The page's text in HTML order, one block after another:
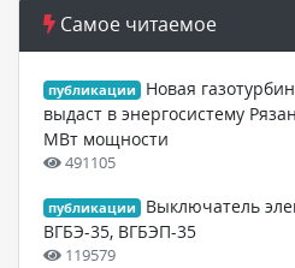
Самое читаемое
публикации
Новая
выдаст в энергосистему
МВт мощности
491105
публикации
Выключатель
ВГБЭ-35, ВГБЭП-35
119579